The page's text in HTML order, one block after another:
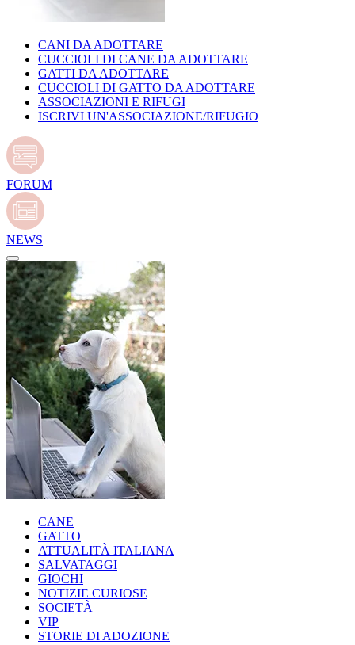
CANI DA ADOTTARE
CUCCIOLI DI CANE DA ADOTTARE
GATTI DA ADOTTARE
CUCCIOLI DI GATTO DA ADOTTARE
ASSOCIAZIONI E RIFUGI
ISCRIVI UN'ASSOCIAZIONE/RIFUGIO
FORUM
NEWS
CANE
GATTO
ATTUALITÀ ITALIANA
SALVATAGGI
GIOCHI
NOTIZIE CURIOSE
SOCIETÀ
VIP
STORIE DI ADOZIONE